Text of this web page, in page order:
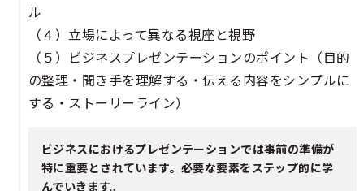
ル
（４）立場によって異なる視座と視野
（５）ビジネスプレゼンテーションのポイント（目的
の整理・聞き手を理解する・伝える内容をシンプルに
する・ストーリーライン）
ビジネスにおけるプレゼンテーションでは事前の準備が
特に重要とされています。必要な要素をステップ的に学
んでいきます。